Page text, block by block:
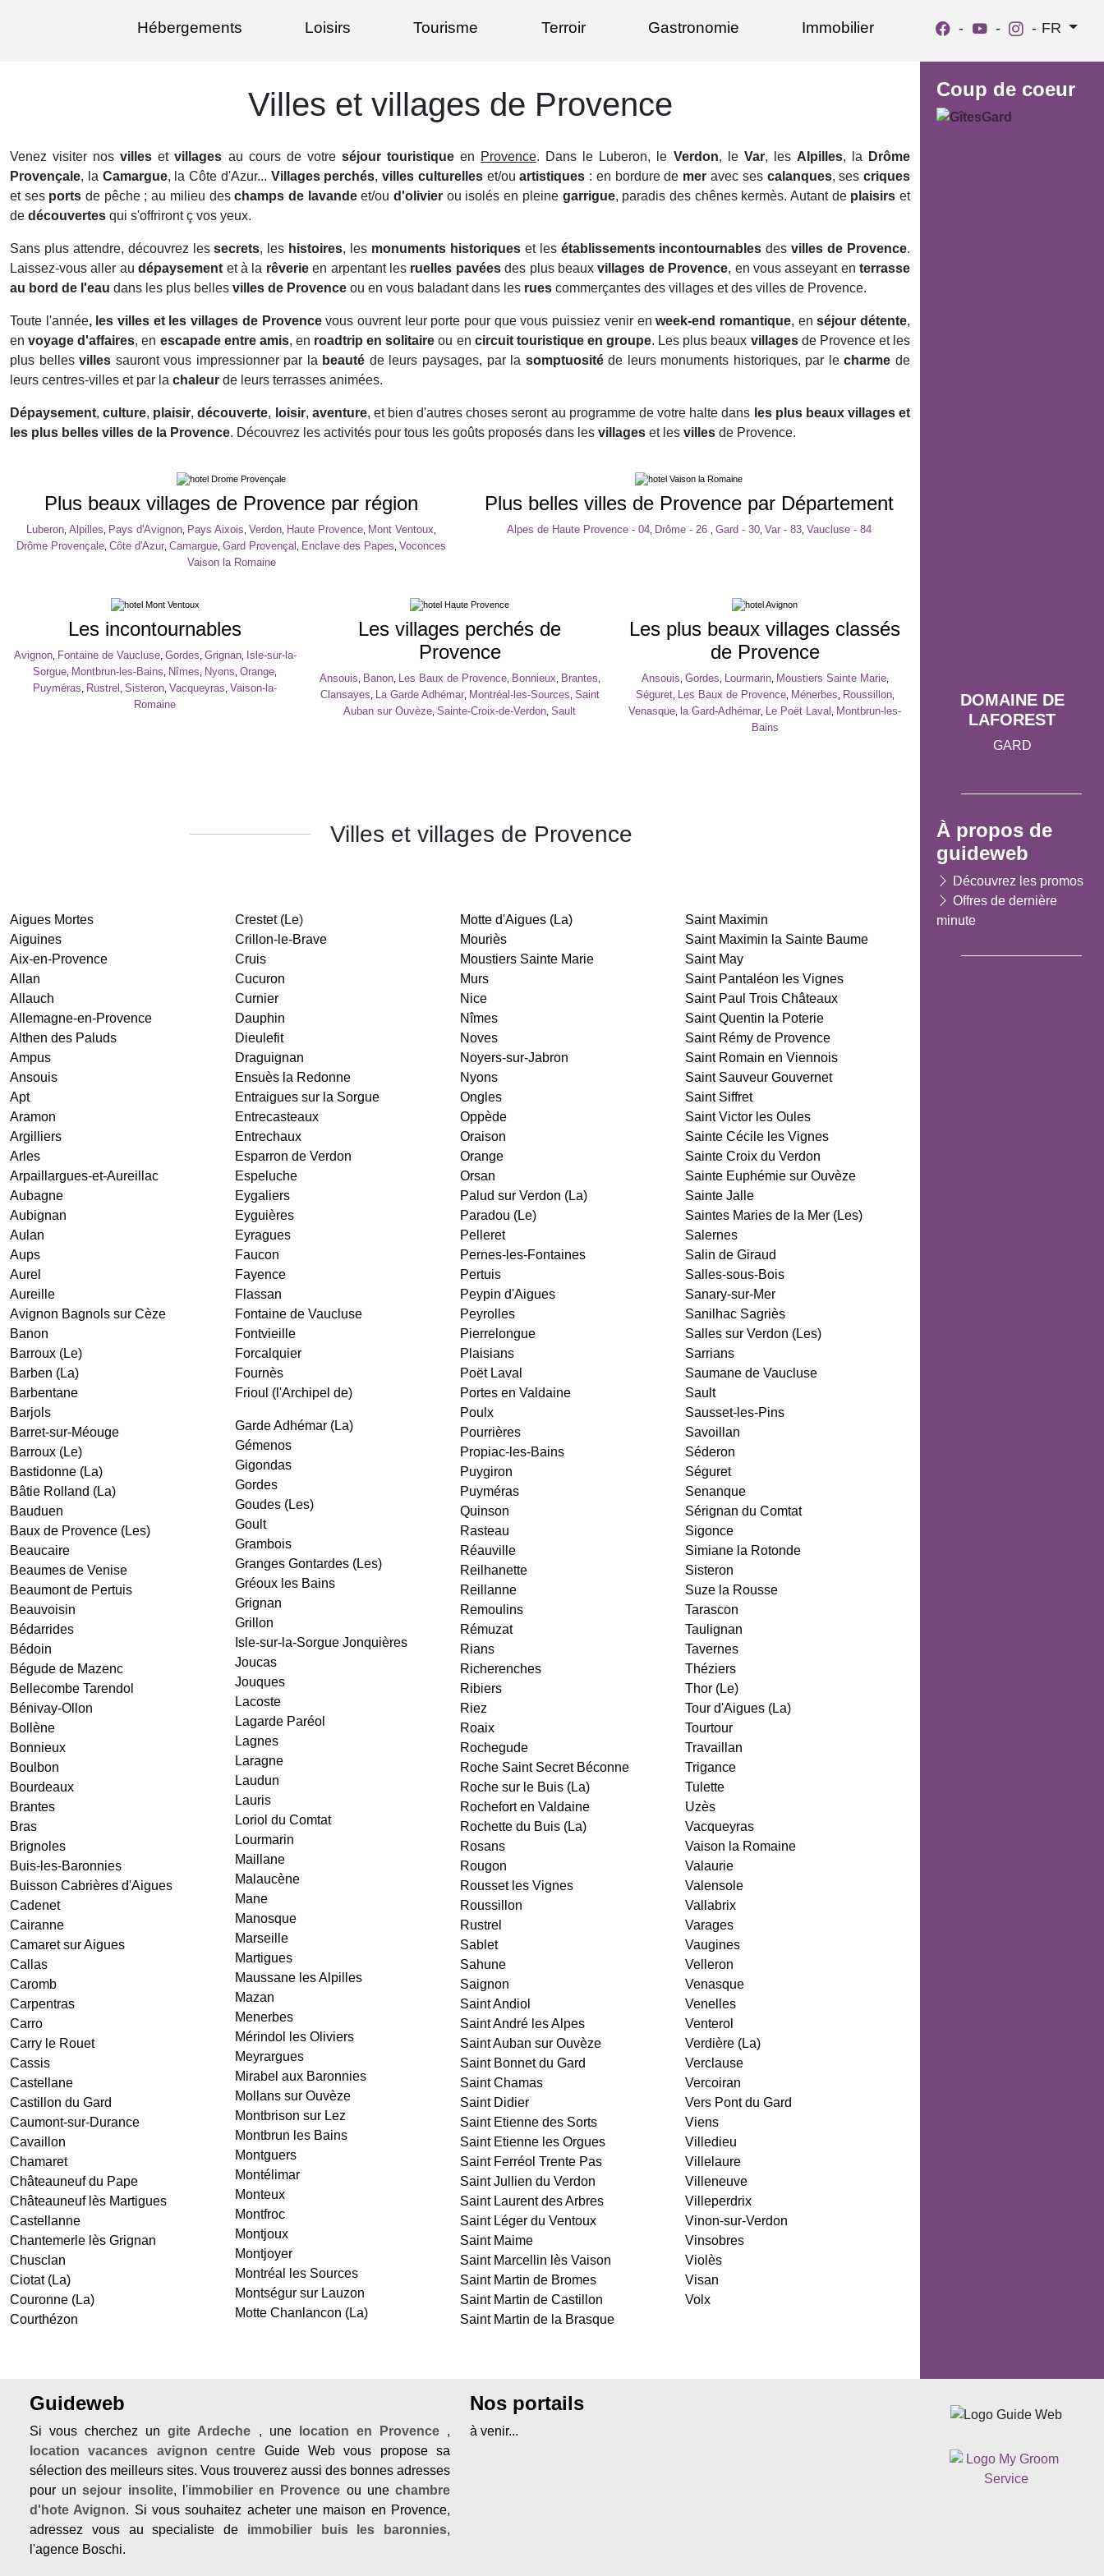
Hébergements Loisirs Tourisme Terroir Gastronomie Immobilier - - - FR
Villes et villages de Provence
Venez visiter nosvilles etvillages au cours de votre séjour touristiqueen Provence. Dans le Luberon, le Verdon, le Var, les Alpilles, la
Drôme
Provençale, la Camargue, la Côte d'Azur... Villages perchés,villes culturelleset/ouartistiques : en bordure de mer avec ses calanques, sescriques
et ses ports de pêche ; au milieu deschamps de lavandeet/oud'olivier ou isolés en pleine garrigue, paradis des chênes kermès. Autant de plaisirs et
de découvertes qui s'offriront ç vos yeux.
Sans plus attendre, découvrez lessecrets, les histoires, les monuments historiqueset les établissements incontournables desvilles de Provence.
Laissez-vous aller audépaysement et à la rêverieen arpentant les ruelles pavéesdes plus beauxvillages de Provence, en vous asseyant enterrasse
au bord de l'eau dans les plus belles villes de Provence ou en vous baladant dans les rues commerçantes des villages et des villes de Provence.
Toute l'année, les villes et les villages de Provencevous ouvrent leur porte pour que vous puissiez venir enweek-end romantique, enséjour détente,
envoyage d'affaires, en escapade entre amis, en roadtrip en solitaire ou en circuit touristique en groupe. Les plus beaux villagesde Provence et les
plus bellesvilles sauront vous impressionner par la beauté de leurs paysages, par la somptuositéde leurs monuments historiques, par lecharme de
leurs centres-villes et par la chaleur de leurs terrasses animées.
Dépaysement,culture, plaisir,découverte, loisir, aventure, et bien d'autres choses seront au programme de votre halte dans les plus beaux villages et
les plus belles villes de la Provence. Découvrez les activités pour tous les goûts proposés dans les villages et les villes de Provence.
Plus beaux villages de Provence par région
Luberon Alpilles Pays d'Avignon Pays Aixois Verdon Haute Provence Mont Ventoux
Drôme Provençale Côte d'Azur Camargue Gard Provençal Enclave des Papes Voconces
Vaison la Romaine
Plus belles villes de Provence par Département
Alpes de Haute Provence - 04, Drôme - 26 Gard - 30, Var - 83, Vaucluse - 84
Les incontournables
Avignon, Fontaine de Vaucluse, Gordes Grignan,
Isle-sur-la-
Sorgue Montbrun-les-Bains Nîmes Nyons ,Orange
Puyméras Rustrel ,Sisteron ,Vacqueyras ,Vaison-la-
Romaine
Les villages perchés de
Provence
Ansouis Banon, Les Baux de Provence, Bonnieux Brantes
Clansayes La Garde Adhémar, Montréal-les-Sources Saint
Auban sur Ouvèze ,Sainte-Croix-de-Verdon ,Sault
Les plus beaux villages classés
de Provence
Ansouis Gordes Lourmarin, Moustiers Sainte Marie,
Séguret, Les Baux de Provence, Ménerbes Roussillon,
Venasque la Gard-Adhémar Le Poët Laval
Montbrun-les-
Bains
Villes et villages de Provence
Aigues Mortes
Aiguines
Aix-en-Provence
Allan
Allauch
Allemagne-en-Provence
Althen des Paluds
Ampus
Ansouis
Apt
Aramon
Argilliers
Arles
Arpaillargues-et-Aureillac
Aubagne
Aubignan
Aulan
Aups
Aurel
Aureille
Avignon Bagnols sur Cèze
Banon
Barroux (Le)
Barben (La)
Barbentane
Barjols
Barret-sur-Méouge
Barroux (Le)
Bastidonne (La)
Bâtie Rolland (La)
Bauduen
Baux de Provence (Les)
Beaucaire
Beaumes de Venise
Beaumont de Pertuis
Beauvoisin
Bédarrides
Bédoin
Bégude de Mazenc
Bellecombe Tarendol
Bénivay-Ollon
Bollène
Bonnieux
Boulbon
Bourdeaux
Brantes
Bras
Brignoles
Buis-les-Baronnies
Buisson Cabrières d'Aigues
Cadenet
Cairanne
Camaret sur Aigues
Callas
Caromb
Carpentras
Carro
Carry le Rouet
Cassis
Castellane
Castillon du Gard
Caumont-sur-Durance
Cavaillon
Chamaret
Châteauneuf du Pape
Châteauneuf lès Martigues
Castellanne
Chantemerle lès Grignan
Chusclan
Ciotat (La)
Couronne (La)
Courthézon
Crestet (Le)
Crillon-le-Brave
Cruis
Cucuron
Curnier
Dauphin
Dieulefit
Draguignan
Ensuès la Redonne
Entraigues sur la Sorgue
Entrecasteaux
Entrechaux
Esparron de Verdon
Espeluche
Eygaliers
Eyguières
Eyragues
Faucon
Fayence
Flassan
Fontaine de Vaucluse
Fontvieille
Forcalquier
Fournès
Frioul (l'Archipel de)
Garde Adhémar (La)
Gémenos
Gigondas
Gordes
Goudes (Les)
Goult
Grambois
Granges Gontardes (Les)
Gréoux les Bains
Grignan
Grillon
Isle-sur-la-Sorgue Jonquières
Joucas
Jouques
Lacoste
Lagarde Paréol
Lagnes
Laragne
Laudun
Lauris
Loriol du Comtat
Lourmarin
Maillane
Malaucène
Mane
Manosque
Marseille
Martigues
Maussane les Alpilles
Mazan
Menerbes
Mérindol les Oliviers
Meyrargues
Mirabel aux Baronnies
Mollans sur Ouvèze
Montbrison sur Lez
Montbrun les Bains
Montguers
Montélimar
Monteux
Montfroc
Montjoux
Montjoyer
Montréal les Sources
Montségur sur Lauzon
Motte Chanlancon (La)
Motte d'Aigues (La)
Mouriès
Moustiers Sainte Marie
Murs
Nice
Nîmes
Noves
Noyers-sur-Jabron
Nyons
Ongles
Oppède
Oraison
Orange
Orsan
Palud sur Verdon (La)
Paradou (Le)
Pelleret
Pernes-les-Fontaines
Pertuis
Peypin d'Aigues
Peyrolles
Pierrelongue
Plaisians
Poët Laval
Portes en Valdaine
Poulx
Pourrières
Propiac-les-Bains
Puygiron
Puyméras
Quinson
Rasteau
Réauville
Reilhanette
Reillanne
Remoulins
Rémuzat
Rians
Richerenches
Ribiers
Riez
Roaix
Rochegude
Roche Saint Secret Béconne
Roche sur le Buis (La)
Rochefort en Valdaine
Rochette du Buis (La)
Rosans
Rougon
Rousset les Vignes
Roussillon
Rustrel
Sablet
Sahune
Saignon
Saint Andiol
Saint André les Alpes
Saint Auban sur Ouvèze
Saint Bonnet du Gard
Saint Chamas
Saint Didier
Saint Etienne des Sorts
Saint Etienne les Orgues
Saint Ferréol Trente Pas
Saint Jullien du Verdon
Saint Laurent des Arbres
Saint Léger du Ventoux
Saint Maime
Saint Marcellin lès Vaison
Saint Martin de Bromes
Saint Martin de Castillon
Saint Martin de la Brasque
Saint Maximin
Saint Maximin la Sainte Baume
Saint May
Saint Pantaléon les Vignes
Saint Paul Trois Châteaux
Saint Quentin la Poterie
Saint Rémy de Provence
Saint Romain en Viennois
Saint Sauveur Gouvernet
Saint Siffret
Saint Victor les Oules
Sainte Cécile les Vignes
Sainte Croix du Verdon
Sainte Euphémie sur Ouvèze
Sainte Jalle
Saintes Maries de la Mer (Les)
Salernes
Salin de Giraud
Salles-sous-Bois
Sanary-sur-Mer
Sanilhac Sagriès
Salles sur Verdon (Les)
Sarrians
Saumane de Vaucluse
Sault
Sausset-les-Pins
Savoillan
Séderon
Séguret
Senanque
Sérignan du Comtat
Sigonce
Simiane la Rotonde
Sisteron
Suze la Rousse
Tarascon
Taulignan
Tavernes
Théziers
Thor (Le)
Tour d'Aigues (La)
Tourtour
Travaillan
Trigance
Tulette
Uzès
Vacqueyras
Vaison la Romaine
Valaurie
Valensole
Vallabrix
Varages
Vaugines
Velleron
Venasque
Venelles
Venterol
Verdière (La)
Verclause
Vercoiran
Vers Pont du Gard
Viens
Villedieu
Villelaure
Villeneuve
Villeperdrix
Vinon-sur-Verdon
Vinsobres
Violès
Visan
Volx
Coup de coeur
DOMAINE DE
LAFOREST
GARD
À propos de
guideweb
Découvrez les promos
Offres de dernière
minute
Guideweb
Si vous cherchez ungite Ardeche , une location en Provence,
location vacances avignon centre Guide Web vous propose sa
sélection des meilleurs sites. Vous trouverez aussi des bonnes adresses
pour unsejour insolite, l'immobilier en Provence ou unechambre
d'hote Avignon. Si vous souhaitez acheter une maison en Provence,
adressez vous au specialiste de immobilier buis les baronnies,
l'agence Boschi.
Nos portails
à venir...